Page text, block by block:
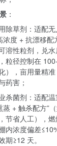
：
除草剂：适配无
浓度 + 抗漂移配
溶性粒剂，兑
粒径控制在
），亩用量精
药害；
杀菌剂：适配温
蒸 + 触杀配方”
节省人工），
内浓度偏差
期≥12 天。